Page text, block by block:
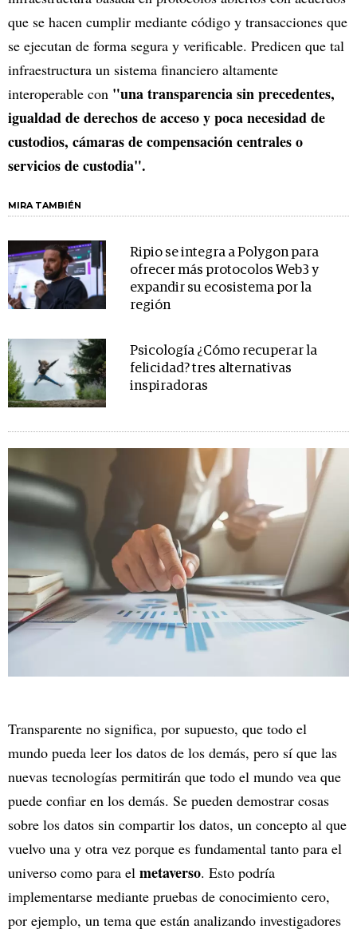
que se hacen cumplir mediante código y transacciones que
se ejecutan de forma segura y verificable. Predicen que tal
infraestructura un sistema financiero altamente
interoperable con "una transparencia sin precedentes,
igualdad de derechos de acceso y poca necesidad de
custodios, cámaras de compensación centrales o
servicios de custodia".
MIRA TAMBIÉN
Ripio se integra a Polygon para
ofrecer más protocolos Web3 y
expandir su ecosistema por la
región
Psicología ¿Cómo recuperar la
felicidad? tres alternativas
inspiradoras
Transparente no significa, por supuesto, que todo el
mundo pueda leer los datos de los demás, pero sí que las
nuevas tecnologías permitirán que todo el mundo vea que
puede confiar en los demás. Se pueden demostrar cosas
sobre los datos sin compartir los datos, un concepto al que
vuelvo una y otra vez porque es fundamental tanto para el
universo como para el metaverso. Esto podría
implementarse mediante pruebas de conocimiento cero,
por ejemplo, un tema que están analizando investigadores